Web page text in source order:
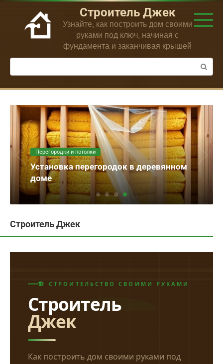
Перейти
контенту
Строитель Джек
Узнайте, как построить дом своими
руками под ключ, начиная с
фундамента и заканчивая крышей
Поиск:
Перегородки и потолки
Установка перегородок в деревянном
доме
Строитель Джек
🏗 СТРОИТЕЛЬСТВО СВОИМИ РУКАМИ
Строитель
Джек
Как построить дом своими руками под